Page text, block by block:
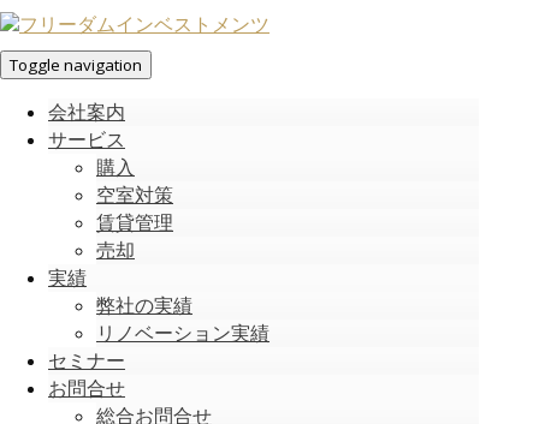
Toggle navigation
会社案内
サービス
購入
空室対策
賃貸管理
売却
実績
弊社の実績
リノベーション実績
セミナー
お問合せ
総合お問合せ